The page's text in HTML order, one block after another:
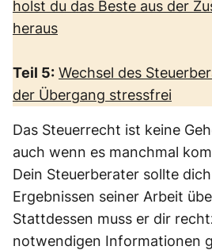
holst du das Beste aus der
heraus
Teil 5: Wechsel des
der Übergang stressfrei
Das Steuerrecht ist keine
auch wenn es manchmal
Dein Steuerberater sollte
Ergebnissen seiner Arbeit
Stattdessen muss er dir
notwendigen Informationen